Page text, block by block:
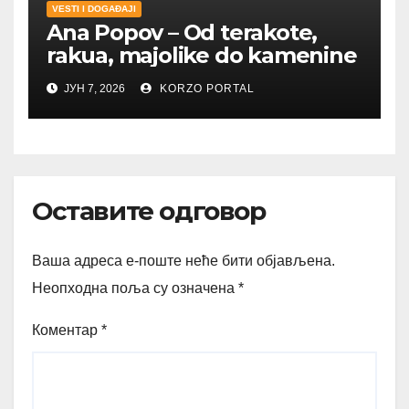
VESTI I DOGAĐAJI
Ana Popov – Od terakote,
rakua, majolike do kamenine
ЈУН 7, 2026 KORZO PORTAL
Оставите одговор
Ваша адреса е-поште неће бити објављена.
Неопходна поља су означена *
Коментар *